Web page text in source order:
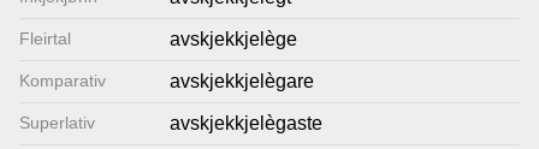
Fleirtal avskjekkjelège
Komparativ avskjekkjelègare
Superlativ avskjekkjelègaste